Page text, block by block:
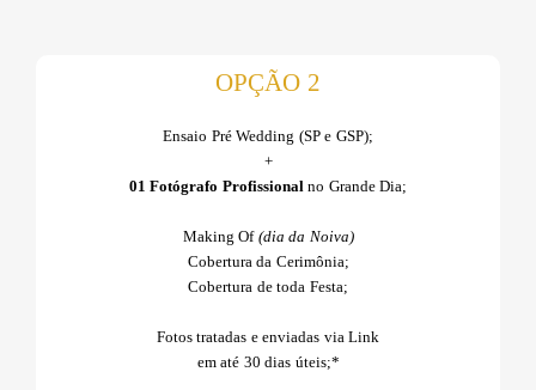
OPÇÃO 2
Ensaio Pré Wedding (SP e GSP);
+
01 Fotógrafo Profissionalno Grande Dia;
Making Of (dia da Noiva)
Cobertura da Cerimônia;
Cobertura de toda Festa;
Fotos tratadas e enviadas via Link
em até 30 dias úteis;*